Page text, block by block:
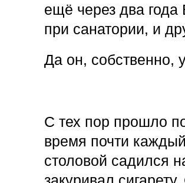
ещё через два
при санатории, и
Да он, собственно,
С тех пор прошло
время почти
столовой садился